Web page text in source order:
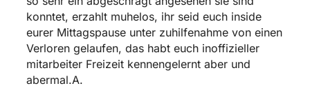
konntet, erzahlt muhelos, ihr seid euch inside
eurer Mittagspause unter zuhilfenahme von einen
Verloren gelaufen, das habt euch inoffizieller
mitarbeiter Freizeit kennengelernt aber und
abermal.A.